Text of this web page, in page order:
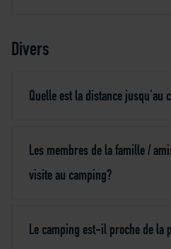
Divers
Quelle est la distance jusqu’au
Les membres de la famille /
visite au camping?
Le camping est-il proche de la